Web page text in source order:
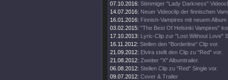
07.10.2016: Stimmiger "Lady Darkness"
14.07.2016: Neuer Videoclip der finnischen
16.01.2016: Finnish-Vampires mit neuem
03.02.2015: "The Best Of Helsinki Vampires"
17.10.2013: Lyric-Clip zur "Lost Without Love"
16.11.2012: Stellen den "Borderline" Clip vor.
21.09.2012: Elvira stellt den Clip zu "Red" vor.
21.08.2012: Zweiter "X" Albumtrailer.
06.08.2012: Stellen Clip zu "Red" Single vor.
09.07.2012: Cover & Trailer